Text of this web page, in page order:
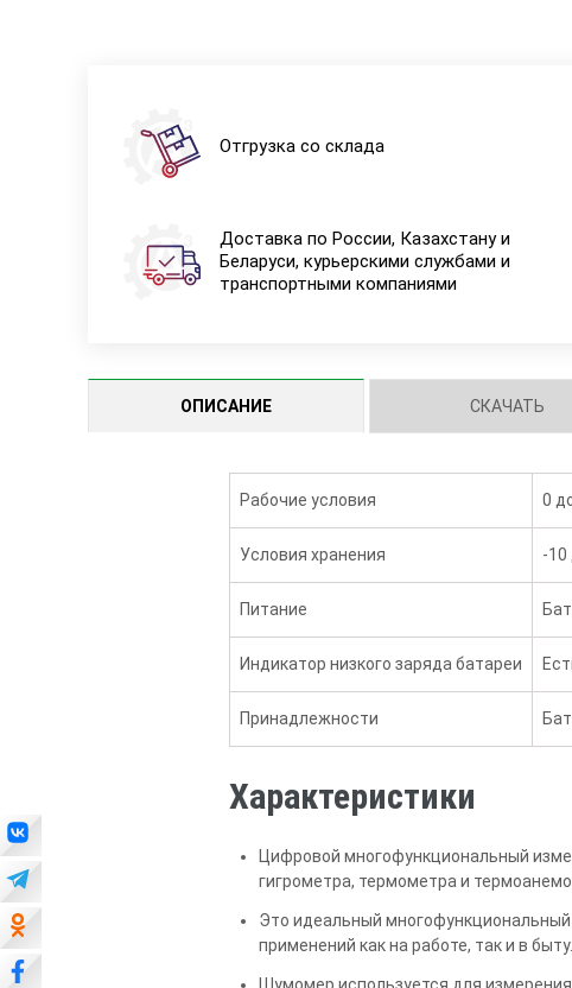
Отгрузка со склада
Доставка по России, Казахстану и
Беларуси, курьерскими службами и
транспортными компаниями
ОПИСАНИЕ СКАЧАТЬ
Рабочие условия 0
Условия хранения -10
Питание
Индикатор низкого заряда батареи
Принадлежности
Характеристики
Цифровой многофункциональный
гигрометра, термометра и
Это идеальный
применений как на работе, так и в быту.
Шумомер используется для